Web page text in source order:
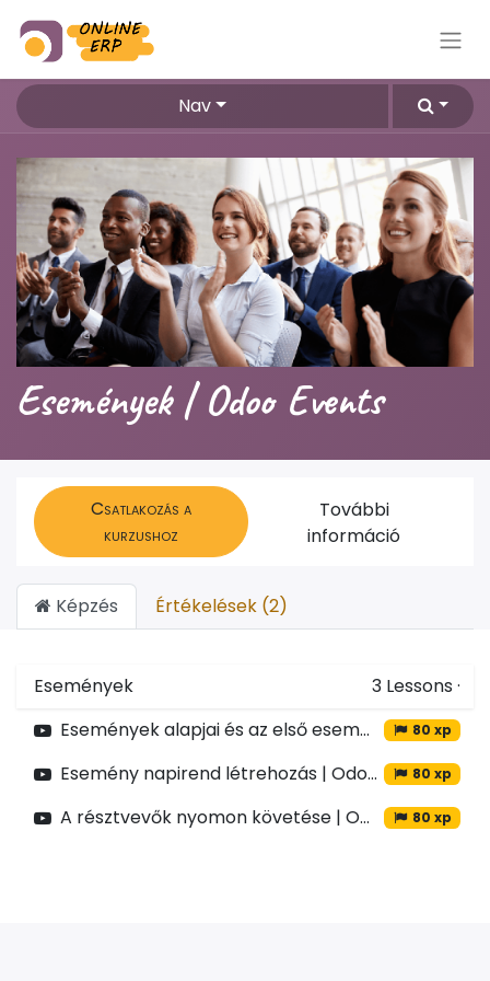
Nav
Események | Odoo Events
Csatlakozás a
kurzushoz
További
információ
Képzés Értékelések (2)
Események 3 Lessons ·
Események alapjai és az első esemény | Odoo Marketing
80 xp
Esemény napirend létrehozás | Odoo Marketing 80 xp
A résztvevők nyomon követése | Odoo Marketing 80 xp